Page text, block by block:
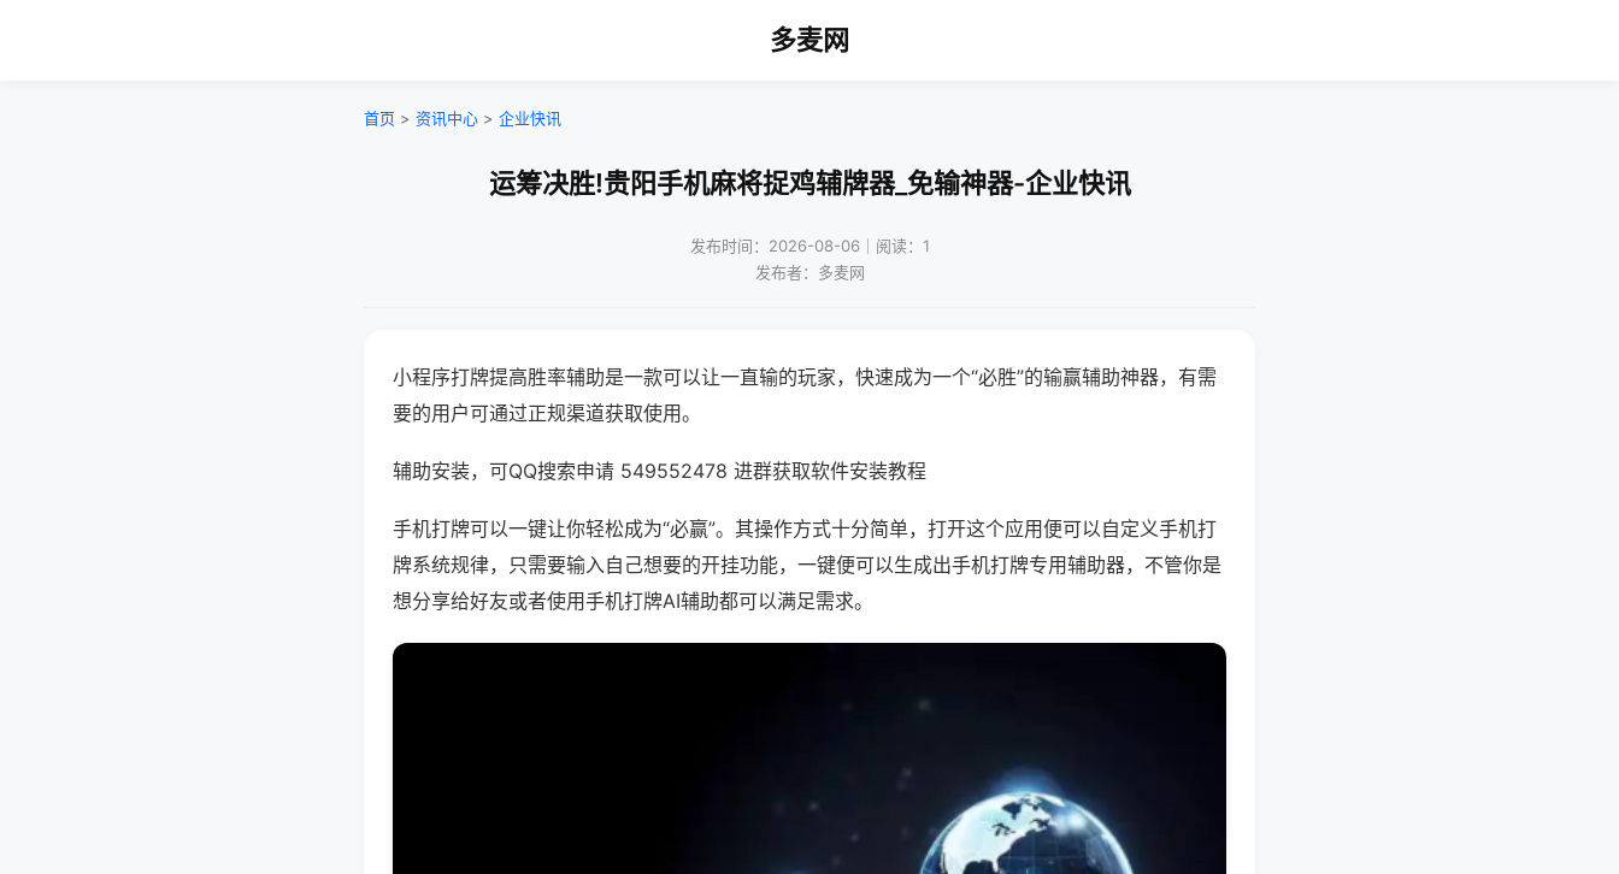
多麦网
首页 > 资讯中心 > 企业快讯
运筹决胜!贵阳手机麻将捉鸡辅牌器_免输神器-企业快讯
发布时间：2026-08-06｜阅读：1
发布者：多麦网
小程序打牌提高胜率辅助是一款可以让一直输的玩家，快速成为一个“必胜”的输赢辅助神器，有需
要的用户可通过正规渠道获取使用。
辅助安装，可QQ搜索申请 549552478 进群获取软件安装教程
手机打牌可以一键让你轻松成为“必赢”。其操作方式十分简单，打开这个应用便可以自定义手机打
牌系统规律，只需要输入自己想要的开挂功能，一键便可以生成出手机打牌专用辅助器，不管你是
想分享给好友或者使用手机打牌AI辅助都可以满足需求。